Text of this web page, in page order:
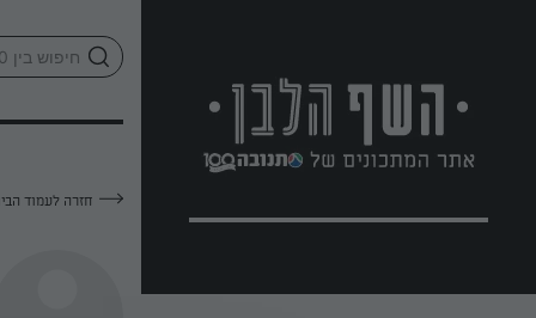
חזרה לעמוד